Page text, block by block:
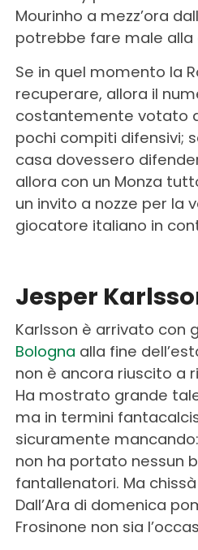
Mourinho a mezz’ora
potrebbe fare male alla
Se in quel momento la
recuperare, allora il
costantemente votato
pochi compiti difensivi;
casa dovessero
allora con un Monza
un invito a nozze per la
giocatore italiano in
Jesper
Karlsson è arrivato con
Bologna alla fine
non è ancora riuscito a
Ha mostrato grande
ma in termini
sicuramente
non ha portato nessun
fantallenatori. Ma
Dall’Ara di domenica
Frosinone non sia